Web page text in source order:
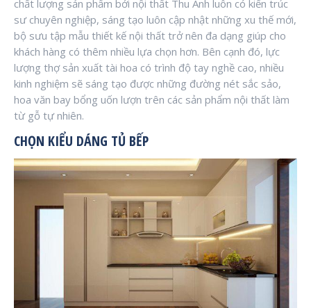
chất lượng sản phẩm bởi nội thất Thu Anh luôn có kiến trúc
sư chuyên nghiệp, sáng tạo luôn cập nhật những xu thế mới,
bộ sưu tập mẫu thiết kế nội thất trở nên đa dạng giúp cho
khách hàng có thêm nhiều lựa chọn hơn. Bên cạnh đó, lực
lượng thợ sản xuất tài hoa có trình độ tay nghề cao, nhiều
kinh nghiệm sẽ sáng tạo được những đường nét sắc sảo,
hoa văn bay bổng uốn lượn trên các sản phẩm nội thất làm
từ gỗ tự nhiên.
CHỌN KIỂU DÁNG TỦ BẾP